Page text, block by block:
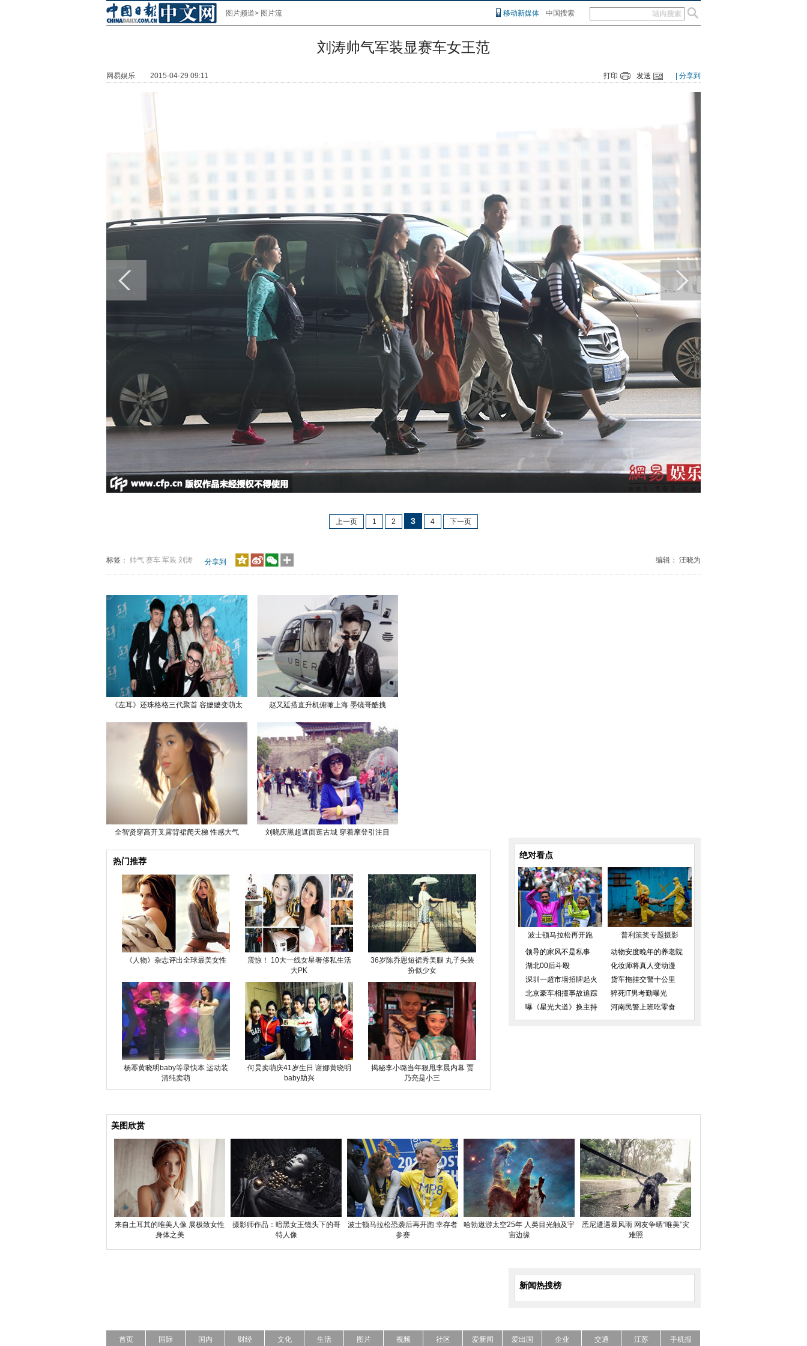
图片频道> 图片流 移动新媒体 中国搜索
刘涛帅气军装显赛车女王范
网易娱乐 2015-04-29 09:11 打印 发送 | 分享到
上一页 1 2 3 4 下一页
标签： 帅气 赛车 军装 刘涛 分享到 编辑： 汪晓为
《左耳》还珠格格三代聚首 容嬷嬷变萌太
全智贤穿高开叉露背裙爬天梯 性感大气
赵又廷搭直升机俯瞰上海 墨镜哥酷拽
刘晓庆黑超遮面逛古城 穿着摩登引注目
热门推荐
《人物》杂志评出全球最美女性
震惊！ 10大一线女星奢侈私生活
大PK
36岁陈乔恩短裙秀美腿 丸子头装
扮似少女
杨幂黄晓明baby等录快本 运动装
清纯卖萌
何炅卖萌庆41岁生日 谢娜黄晓明
baby助兴
揭秘李小璐当年狠甩李晨内幕 贾
乃亮是小三
绝对看点
波士顿马拉松再开跑
普利策奖专题摄影
领导的家风不是私事
湖北00后斗殴
深圳一超市墙招牌起火
北京豪车相撞事故追踪
曝《星光大道》换主持
动物安度晚年的养老院
化妆师将真人变动漫
货车拖挂交警十公里
猝死IT男考勤曝光
河南民警上班吃零食
美图欣赏
来自土耳其的唯美人像 展极致女性
身体之美
摄影师作品：暗黑女王镜头下的哥
特人像
波士顿马拉松恐袭后再开跑 幸存者
参赛
哈勃遨游太空25年 人类目光触及宇
宙边缘
悉尼遭遇暴风雨 网友争晒“唯美”灾
难照
新闻热搜榜
首页 国际 国内 财经 文化 生活 图片 视频 社区 爱新闻 爱出国 企业 交通 江苏 手机报